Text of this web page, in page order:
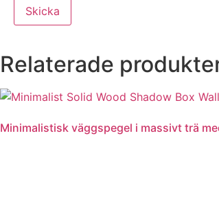
Relaterade
Minimalistisk väggspegel i massivt trä